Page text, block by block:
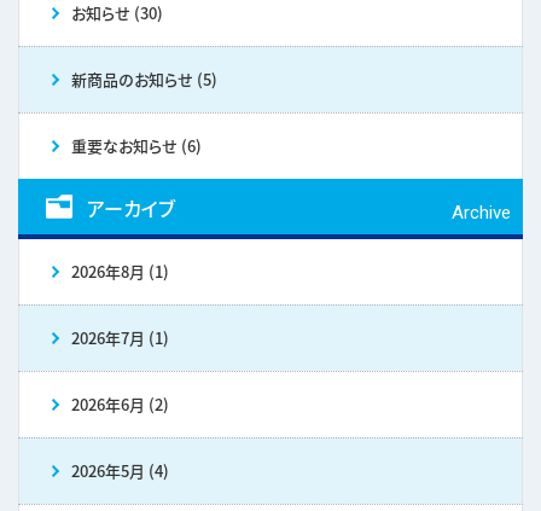
お知らせ (30)
新商品のお知らせ (5)
重要なお知らせ (6)
アーカイブ Archive
2026年8月 (1)
2026年7月 (1)
2026年6月 (2)
2026年5月 (4)